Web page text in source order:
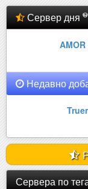
Сервер дня
Недавно
Сервера по